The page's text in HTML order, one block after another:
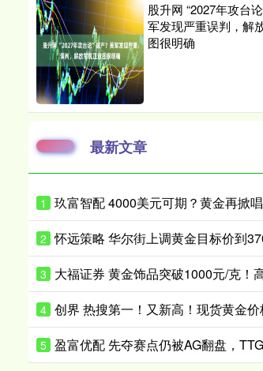
股升网 “2027年攻台
军发现严重误判，解
图很明确
最新文章
1 玖富智配 4000美元可期？黄金再掀
2
3
4
5